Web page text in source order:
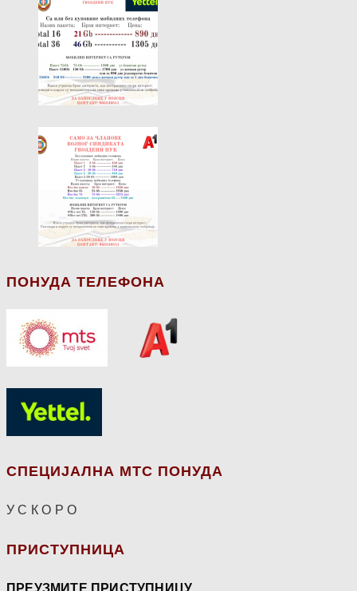
ПОНУДА ТЕЛЕФОНА
СПЕЦИЈАЛНА МТС ПОНУДА
У С К О Р О
ПРИСТУПНИЦА
ПРЕУЗМИТЕ ПРИСТУПНИЦУ